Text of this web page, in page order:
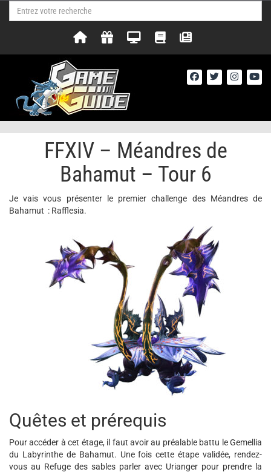
FFXIV – Méandres de
Bahamut – Tour 6
Je vais vous présenter le premier challenge des Méandres de
Bahamut : Rafflesia.
Quêtes et prérequis
Pour accéder à cet étage, il faut avoir au préalable battu le Gemellia
du Labyrinthe de Bahamut. Une fois cette étape validée, rendez-
vous au Refuge des sables parler avec Urianger pour prendre la